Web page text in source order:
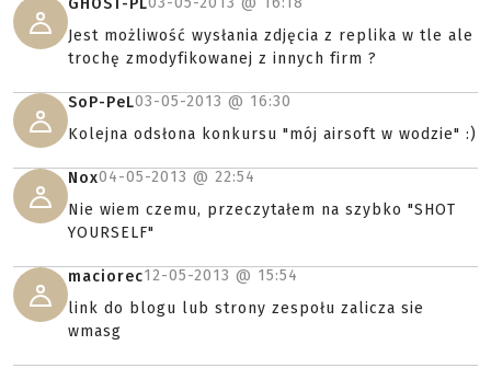
GHOST-PL
Jest możliwość wysłania zdjęcia z replika w tle ale
trochę zmodyfikowanej z innych firm ?
SoP-PeL03-05-2013 @ 16:30
Kolejna odsłona konkursu "mój airsoft w wodzie" :)
Nox04-05-2013 @ 22:54
Nie wiem czemu, przeczytałem na szybko "SHOT
YOURSELF"
maciorec12-05-2013 @ 15:54
link do blogu lub strony zespołu zalicza sie
wmasg